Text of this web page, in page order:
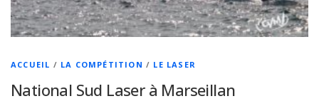
ACCUEIL / LA COMPÉTITION / LE LASER
National Sud Laser à Marseillan